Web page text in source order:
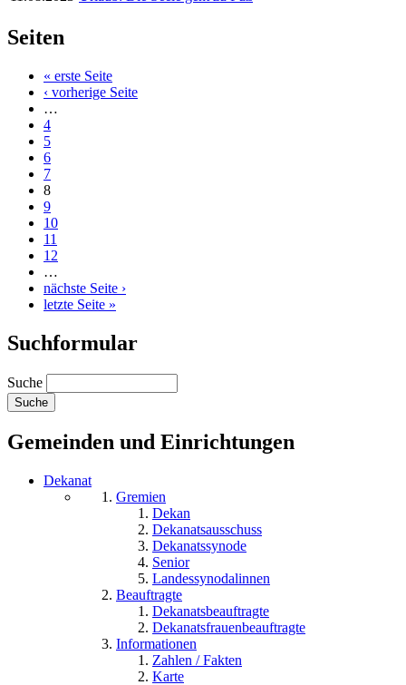
Seiten
« erste Seite
‹ vorherige Seite
…
4
5
6
7
8
9
10
11
12
…
nächste Seite ›
letzte Seite »
Suchformular
Suche
Gemeinden und Einrichtungen
Dekanat
Gremien
Dekan
Dekanatsausschuss
Dekanatssynode
Senior
Landessynodalinnen
Beauftragte
Dekanatsbeauftragte
Dekanatsfrauenbeauftragte
Informationen
Zahlen / Fakten
Karte